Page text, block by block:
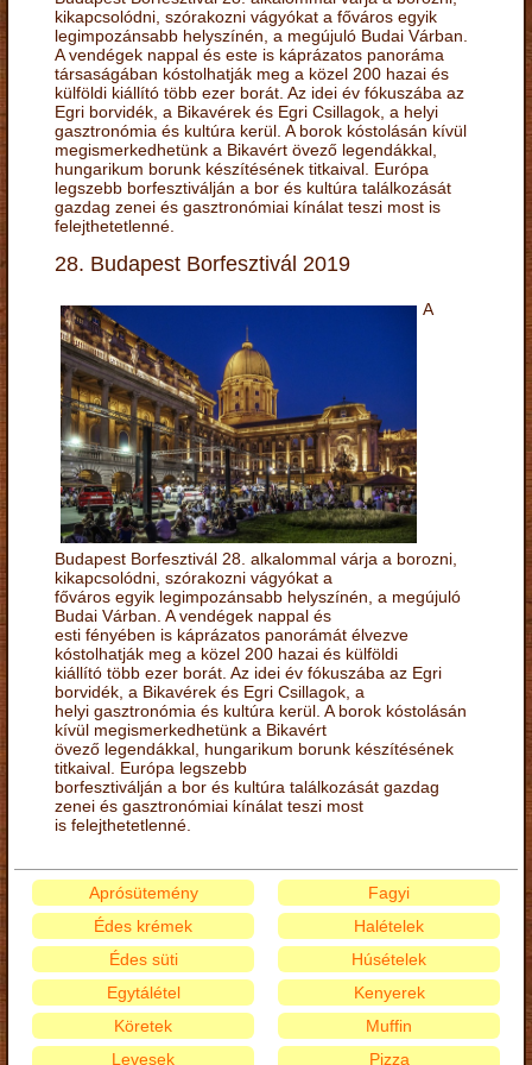
kikapcsolódni, szórakozni vágyókat a főváros egyik
legimpozánsabb helyszínén, a megújuló Budai Várban.
A vendégek nappal és este is káprázatos panoráma
társaságában kóstolhatják meg a közel 200 hazai és
külföldi kiállító több ezer borát. Az idei év fókuszába az
Egri borvidék, a Bikavérek és Egri Csillagok, a helyi
gasztronómia és kultúra kerül. A borok kóstolásán kívül
megismerkedhetünk a Bikavért övező legendákkal,
hungarikum borunk készítésének titkaival. Európa
legszebb borfesztiválján a bor és kultúra találkozását
gazdag zenei és gasztronómiai kínálat teszi most is
felejthetetlenné.
28. Budapest Borfesztivál 2019
A
Budapest Borfesztivál 28. alkalommal várja a borozni,
kikapcsolódni, szórakozni vágyókat a
főváros egyik legimpozánsabb helyszínén, a megújuló
Budai Várban. A vendégek nappal és
esti fényében is káprázatos panorámát élvezve
kóstolhatják meg a közel 200 hazai és külföldi
kiállító több ezer borát. Az idei év fókuszába az Egri
borvidék, a Bikavérek és Egri Csillagok, a
helyi gasztronómia és kultúra kerül. A borok kóstolásán
kívül megismerkedhetünk a Bikavért
övező legendákkal, hungarikum borunk készítésének
titkaival. Európa legszebb
borfesztiválján a bor és kultúra találkozását gazdag
zenei és gasztronómiai kínálat teszi most
is felejthetetlenné.
Aprósütemény
Édes krémek
Édes süti
Egytálétel
Fagyi
Halételek
Húsételek
Kenyerek
Köretek
Levesek
Muffin
Pizza